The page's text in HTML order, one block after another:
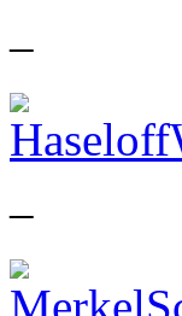
–
–